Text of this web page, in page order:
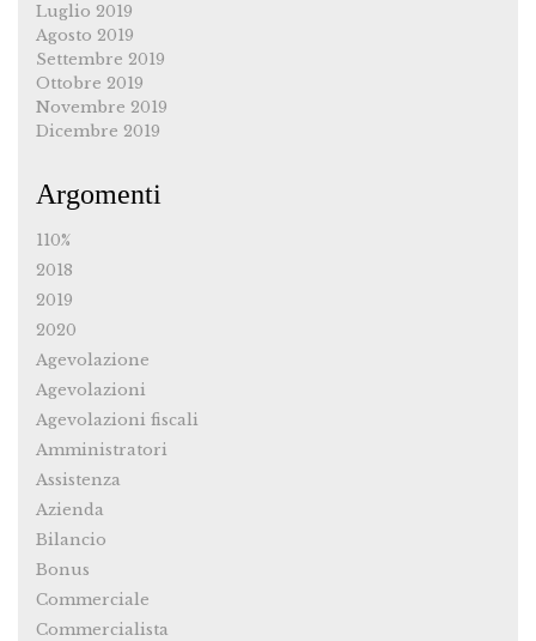
Luglio 2019
Agosto 2019
Settembre 2019
Ottobre 2019
Novembre 2019
Dicembre 2019
Argomenti
110%
2018
2019
2020
Agevolazione
Agevolazioni
Agevolazioni fiscali
Amministratori
Assistenza
Azienda
Bilancio
Bonus
Commerciale
Commercialista